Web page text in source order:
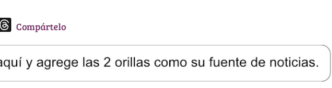
T
e
a
Compártelo